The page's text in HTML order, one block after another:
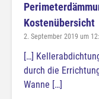
Kostenübersicht
2. September 2019 um
[…]
durch die
Wanne […]